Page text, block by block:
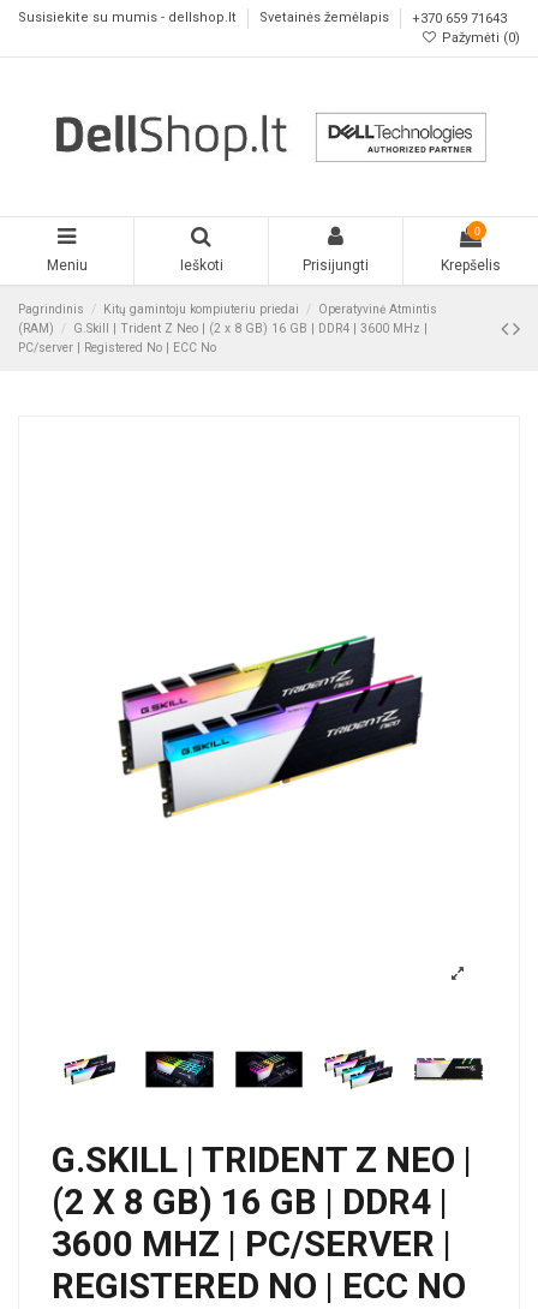
Susisiekite su mumis - dellshop.lt Svetainės žemėlapis
+370 659 71643
Pažymėti (0)
Meniu Ieškoti Prisijungti
0
Krepšelis
Pagrindinis Kitų gamintoju kompiuteriu priedai
Operatyvinė Atmintis
(RAM)
G.Skill | Trident Z Neo | (2 x 8 GB) 16 GB | DDR4 | 3600 MHz |
PC/server | Registered No | ECC No
G.SKILL | TRIDENT Z NEO |
(2 X 8 GB) 16 GB | DDR4 |
3600 MHZ | PC/SERVER |
REGISTERED NO | ECC NO